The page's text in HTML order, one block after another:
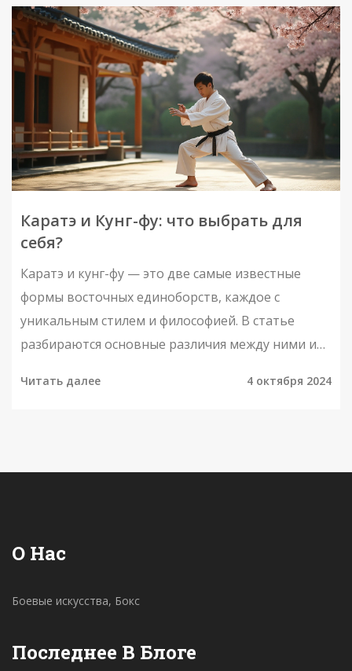
также узнаем об их корнях и
распространённости. Приготовьтесь узнать
много нового о мире боевых искусств!
Каратэ и Кунг-фу: что выбрать для
себя?
Каратэ и кунг-фу — это две самые известные
формы восточных единоборств, каждое с
уникальным стилем и философией. В статье
разбираются основные различия между ними и
подходящего направления в спорте для каждого
Читать далее 4 октября 2024
О Нас
Боевые искусства, Бокс
Последнее В Блоге